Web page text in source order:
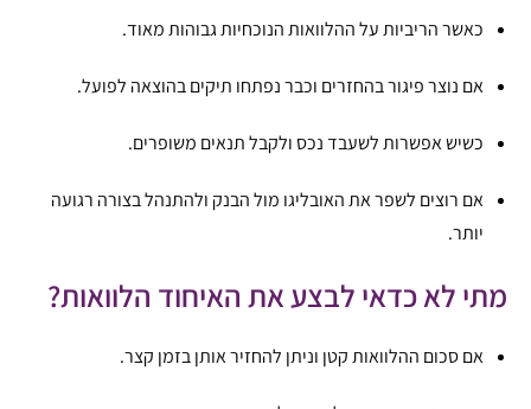
כאשר הריביות על ההלוואות הנוכחיות גבוהות מאוד.
אם נוצר פיגור בהחזרים וכבר נפתחו תיקים בהוצאה לפועל.
כשיש אפשרות לשעבד נכס ולקבל תנאים משופרים.
אם רוצים לשפר את האובליגו מול הבנק ולהתנהל בצורה רגועה
יותר.
מתי לא כדאי לבצע את האיחוד הלוואות?
אם סכום ההלוואות קטן וניתן להחזיר אותן בזמן קצר.